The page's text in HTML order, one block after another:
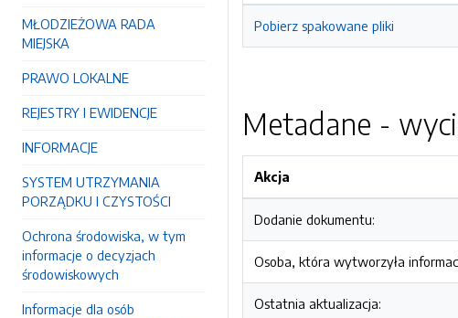
MŁODZIEŻOWA RADA
MIEJSKA
PRAWO LOKALNE
REJESTRY I EWIDENCJE
INFORMACJE
SYSTEM UTRZYMANIA
PORZĄDKU I CZYSTOŚCI
Ochrona środowiska, w tym
informacje o decyzjach
środowiskowych
Informacje dla osób
Pobierz spakowane pliki
Metadane -
Akcja
Dodanie dokumentu:
Osoba, która wytworzyła
Ostatnia aktualizacja: